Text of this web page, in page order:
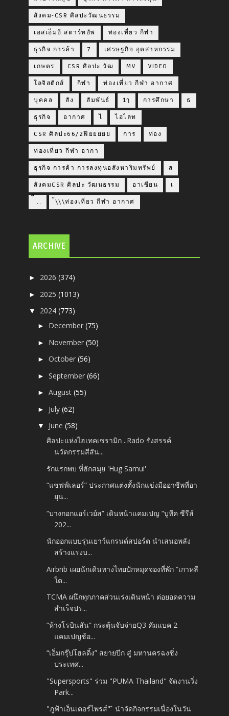
สังคม-CSR ศิลปะวัฒนธรรม
เอสเอ็มอี สตาร์ทอัพ ท่องเที่ยว กีฬา
ธุรกิจ การค้า 7 เศรษฐกิจ อุตสาหกรรม
เกษตร CSR ศิลปะ วัฒ MV VIDEO
โลจิสติกส์ กีฬา ท่องเที่ยว กีฬา อากาศ
บุคคล สัง สัมพันธ์ 1ๅ การศึกษา ธ
ธุรกิจ อากาศ ไ ไฮไลท
CSR ศิลปะ66/2ฟียยยยย การ ท่อง
ท่องเที่ยว กีฬา อากา
ธุรกิจ การค้า การลงทุนอสังหาริมทรัพย์ ส
สังคมCSR ศิลปะ วัฒนธรรม อาเซียน เ
่่ื​ .. ้\\\ท่องเที่ยว กีฬา อากาศ
ARCHIVE
► 2026(374)
► 2025(1013)
▼ 2024(773)
► December(75)
► November(50)
►October(56)
►September(66)
►August(55)
► July(62)
▼ June(58)
ศิลปะแห่งไฮเทคเซรามิก ..Rado รังสรรค์
นวัตกรรมสีสัน...
รักแรกพบ ที่ฮักสมุย 'Hug Samui'
“แชฟฟ์เลอร์” ประกาศแต่งตั้งนักแข่งมืออาชีพที่อา
ยุน...
“บางกอกแอร์เวย์ส” เดินหน้าแคมเปญ “บูทีค ซีรีส์
202...
นักออกแบบรุ่นเยาว์แกรนด์สปอร์ต นำเสนอพลัง
สร้างแรงบ...
Airbnb เผยนักเดินทางไทยปักหมุดจองที่พัก “เกาหลี
ใต...
TCMA ผนึกทุกภาคส่วนเร่งเดินหน้า ต่อยอดความ
สำเร็จปร...
“ห้างโรบินสัน” กระตุ้นจับจ่ายQ3 คัมแบค 2
แคมเปญช้อ...
“เอ็มกรุ๊ปโฮลดิ้ง” สยายปีก สู่ มหานครฉงชิ่ง
ประเทศ...
"Supersports" ร่วม "PUMA Thailand" จัดงานวิ่ง
Park...
"ภูฟ้าเอ็นเตอร์ไพรส์" ิ นำจัดกิจกรรมเนื่องในวัน